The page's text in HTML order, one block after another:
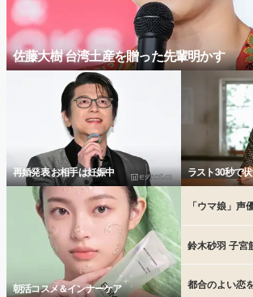
佐藤大樹 台湾土産を贈った先輩明かす
再婚発表 お相手は妊娠中 ラスト30秒で
朝活コスメ＆インナーケア
「ウマ娘」声
鈴木砂羽 子宮
都合のよい恋